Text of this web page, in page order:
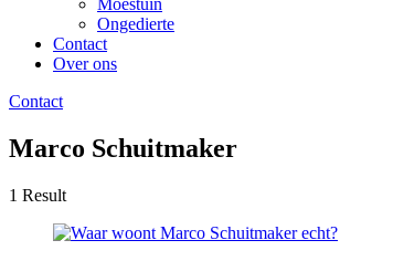
Moestuin
Ongedierte
Contact
Over ons
Contact
Marco Schuitmaker
1 Result